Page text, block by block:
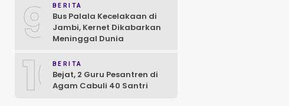
Mentawai
9 BERITA
Bus Palala Kecelakaan di
Jambi, Kernet Dikabarkan
Meninggal Dunia
10BERITA
Bejat, 2 Guru Pesantren di
Agam Cabuli 40 Santri